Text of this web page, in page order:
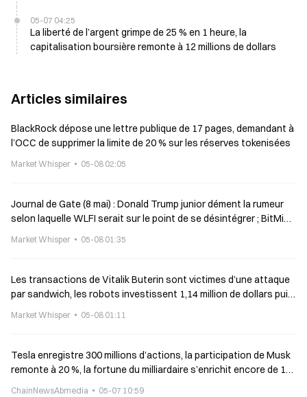
05-07 04:25
La liberté de l’argent grimpe de 25 % en 1 heure, la
capitalisation boursière remonte à 12 millions de dollars
Articles similaires
BlackRock dépose une lettre publique de 17 pages, demandant à
l’OCC de supprimer la limite de 20 % sur les réserves tokenisées
Market Whisper 05-08 02:05
Journal de Gate (8 mai) : Donald Trump junior dément la rumeur
selon laquelle WLFI serait sur le point de se désintégrer ; BitMine
Market Whisper 05-08 01:35
Les transactions de Vitalik Buterin sont victimes d’une attaque
par sandwich, les robots investissent 1,14 million de dollars puis
Market Whisper 05-08 01:11
Tesla enregistre 300 millions d’actions, la participation de Musk
remonte à 20 %, la fortune du milliardaire s’enrichit encore de 1
ChainNewsAbmedia 05-07 10:59